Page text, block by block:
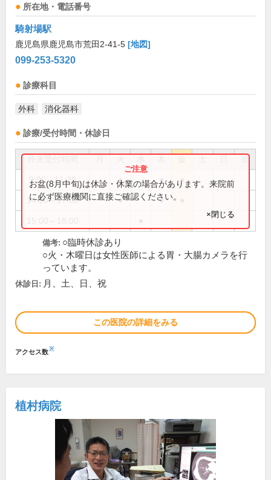
所在地・電話番号
騎射場駅
鹿児島県鹿児島市荒田2-41-5 [地図]
099-253-5320
診療科目
外科 消化器科
診療/受付時間・休診日
祝
9:00～11:30 ● ● ●
14:00～17:00 ● ●
お盆(8月中旬)は休診・休業の場合があります。来院前
に必ず医療機関に直接ご確認ください。
×閉じる
備考: ○臨時休診あり
○火・木曜日は女性医師による胃・大腸カメラを行
っています。
休診日: 月、土、日、祝
この医院の詳細をみる
アクセス数※
植村病院